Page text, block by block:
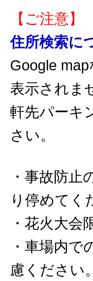
【ご注意】
住所検索に
Google
表示されま
軒先パーキ
さい。
・事故防
り停めてく
・花火大会
・車場内
慮ください。